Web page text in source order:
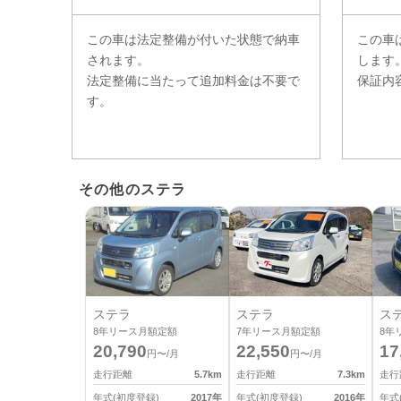
この車は法定整備が付いた状態で納車
されます。
法定整備に当たって追加料金は不要で
す。
この車
します
保証内
その他のステラ
ステラ
8年リース月額定額
20,790 円〜/月
走行距離
5.7km
年式(初度登録) 2017年
ステラ
7年リース月額定額
22,550 円〜/月
走行距離
7.3km
年式(初度登録) 2016年
ス
8年
走
年